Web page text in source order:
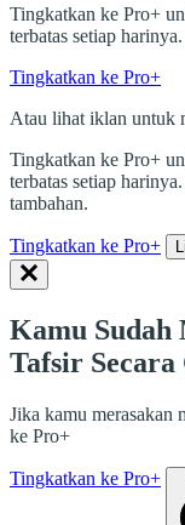
Tingkatkan ke Pro+
terbatas setiap harinya.
Tingkatkan ke Pro+
Atau lihat iklan untuk
Tingkatkan ke Pro+
terbatas setiap
tambahan.
Tingkatkan ke Pro+
Kamu Sudah
Tafsir
Jika kamu merasakan
ke Pro+
Tingkatkan ke Pro+